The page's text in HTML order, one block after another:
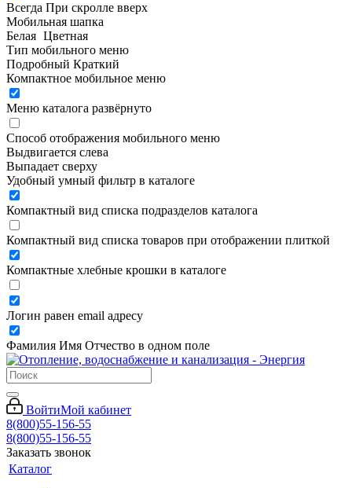
Всегда При скролле вверх
Мобильная шапка
Белая Цветная
Тип мобильного меню
Подробный Краткий
Компактное мобильное меню
Меню каталога развёрнуто
Способ отображения мобильного меню
Выдвигается слева
Выпадает сверху
Удобный умный фильтр в каталоге
Компактный вид списка подразделов каталога
Компактный вид списка товаров при отображении плиткой
Компактные хлебные крошки в каталоге
Логин равен email адресу
Фамилия Имя Отчество в одном поле
ВойтиМой кабинет
8(800)55-156-55
8(800)55-156-55
Заказать звонок
Каталог